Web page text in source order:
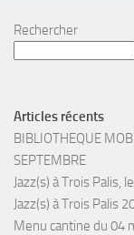
Rechercher
Articles récents
BIBLIOTHEQUE
SEPTEMBRE
Jazz(s) à Trois Palis,
Jazz(s) à Trois Palis
Menu cantine du 04